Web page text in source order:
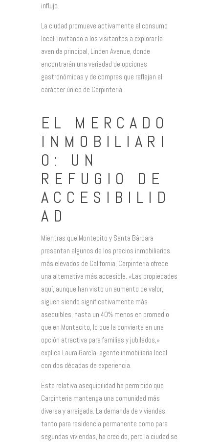
influjo.
La ciudad promueve activamente el consumo
local, invitando a los visitantes a explorar la
avenida principal, Linden Avenue, donde
encontrarán una variedad de opciones
gastronómicas y de compras que reflejan el
carácter único de Carpinteria.
EL MERCADO
INMOBILIARI
O: UN
REFUGIO DE
ACCESIBILID
AD
Mientras que Montecito y Santa Bárbara
presentan algunos de los precios inmobiliarios
más elevados de California, Carpinteria ofrece
una alternativa más accesible. «Las propiedades
aquí, aunque han visto un aumento de valor,
siguen siendo significativamente más
asequibles, hasta un 40% menos en promedio
que en Montecito, lo que la convierte en una
opción atractiva para familias y jubilados,»
explica Laura García, agente inmobiliaria local
con dos décadas de experiencia.
Esta relativa asequibilidad ha permitido que
Carpinteria mantenga una comunidad más
diversa y arraigada. La demanda de viviendas,
tanto para residencia permanente como para
segundas viviendas, ha crecido, pero la ciudad se